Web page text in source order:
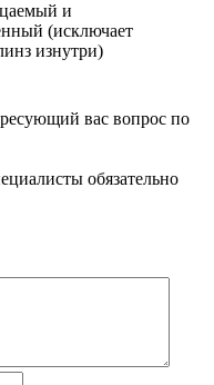
и
(исключает
изнутри)
вас вопрос по
обязательно